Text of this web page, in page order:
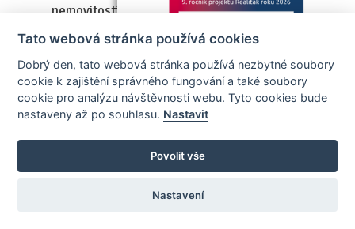
nemovitostí, že to taky pociťuju, že vlastně
v minulosti já jsem míval každý den třeba
15 poptávek na nemovitosti na pronájem a
dneska třeba přijdou 3-4, takže, což je taky
jako zajímavý trend, takže mně přijde to,
že je to uzpůsobený tím, že ti, co řeknou
mladí lidi, nebo prostě tihle ti nájemníci
nejdou na ten trh tolik, jako chodívali
Tato webová stránka používá cookies
Dobrý den, tato webová stránka používá nezbytné soubory
cookie k zajištění správného fungování a také soubory
cookie pro analýzu návštěvnosti webu. Tyto cookies bude
nastaveny až po souhlasu. Nastavit
Povolit vše
Nastavení